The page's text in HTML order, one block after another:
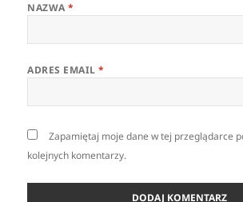
NAZWA*
ADRES EMAIL*
Zapamiętaj moje dane w tej przeglądarce
kolejnych komentarzy.